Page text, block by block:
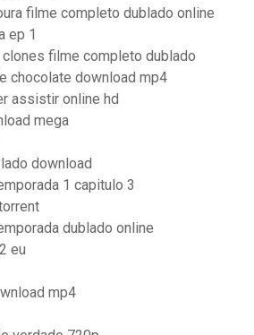
filme completo dublado online
ep 1
filme completo dublado
chocolate download mp4
assistir online hd
mega
download
1 capitulo 3
dublado online
eu
mp4